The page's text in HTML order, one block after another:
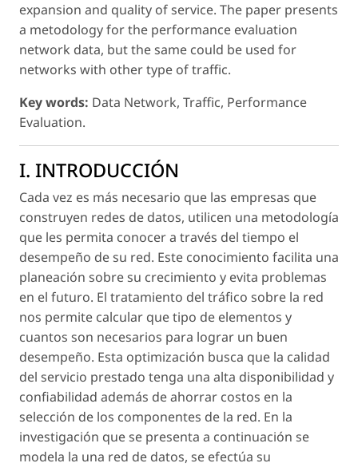
expansion and quality of service. The paper presents
a metodology for the performance evaluation
network data, but the same could be used for
networks with other type of traffic.
Key words: Data Network, Traffic, Performance
Evaluation.
I. INTRODUCCIÓN
Cada vez es más necesario que las empresas que
construyen redes de datos, utilicen una metodología
que les permita conocer a través del tiempo el
desempeño de su red. Este conocimiento facilita una
planeación sobre su crecimiento y evita problemas
en el futuro. El tratamiento del tráfico sobre la red
nos permite calcular que tipo de elementos y
cuantos son necesarios para lograr un buen
desempeño. Esta optimización busca que la calidad
del servicio prestado tenga una alta disponibilidad y
confiabilidad además de ahorrar costos en la
selección de los componentes de la red. En la
investigación que se presenta a continuación se
modela la una red de datos, se efectúa su